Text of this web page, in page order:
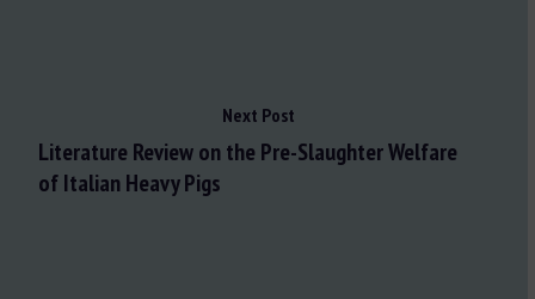
Next Post
Literature Review on the Pre-Slaughter Welfare
of Italian Heavy Pigs